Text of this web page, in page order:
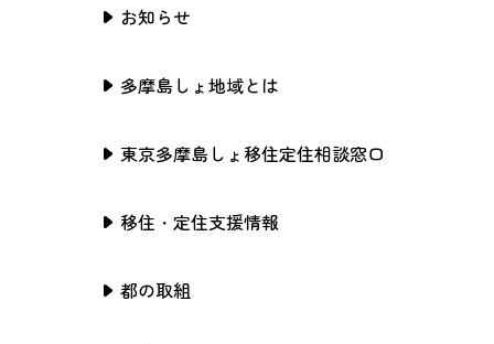
お知らせ
多摩島しょ地域とは
東京多摩島しょ移住定住相談窓口
移住・定住支援情報
都の取組